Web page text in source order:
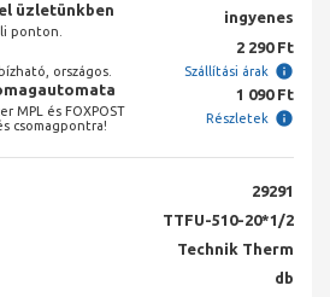
üzletünkben
ponton.
ingyenes
országos.
2 290 Ft
Szállítási árak
MPL és FOXPOST
csomagpontra!
1 090 Ft
Részletek
29291
TTFU-510-20*1/2
Technik Therm
db